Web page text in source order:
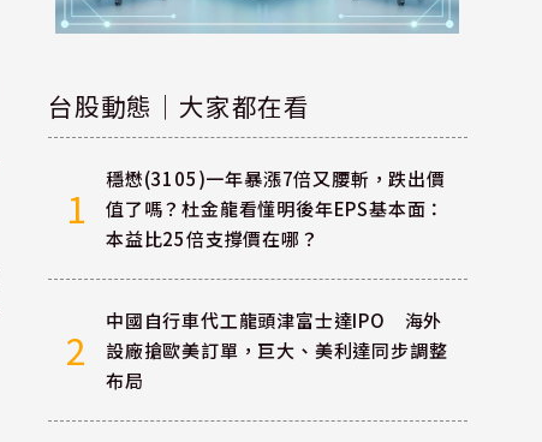
台股動態｜大家都在看
1
穩懋(3105)一年暴漲7倍又腰斬，跌出價
值了嗎？杜金龍看懂明後年EPS基本面：
本益比25倍支撐價在哪？
2
中國自行車代工龍頭津富士達IPO 海外
設廠搶歐美訂單，巨大、美利達同步調整
布局